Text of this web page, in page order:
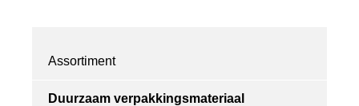
Assortiment
Duurzaam verpakkingsmateriaal